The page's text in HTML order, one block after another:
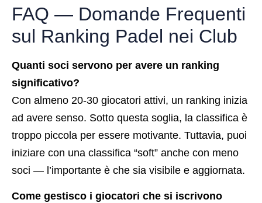
FAQ — Domande Frequenti
sul Ranking Padel nei Club
Quanti soci servono per avere un ranking
significativo?
Con almeno 20-30 giocatori attivi, un ranking inizia
ad avere senso. Sotto questa soglia, la classifica è
troppo piccola per essere motivante. Tuttavia, puoi
iniziare con una classifica “soft” anche con meno
soci — l’importante è che sia visibile e aggiornata.
Come gestisco i giocatori che si iscrivono